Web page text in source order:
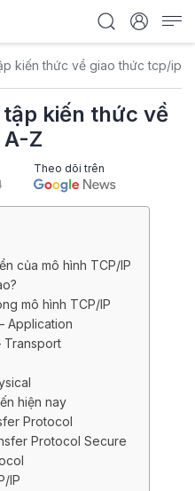
kiến thức về giao thức tcp/ip
tập kiến thức về
Z
Theo dõi trên
của mô hình TCP/IP
mô hình TCP/IP
Application
Transport
hiện nay
Protocol
Protocol Secure
IP